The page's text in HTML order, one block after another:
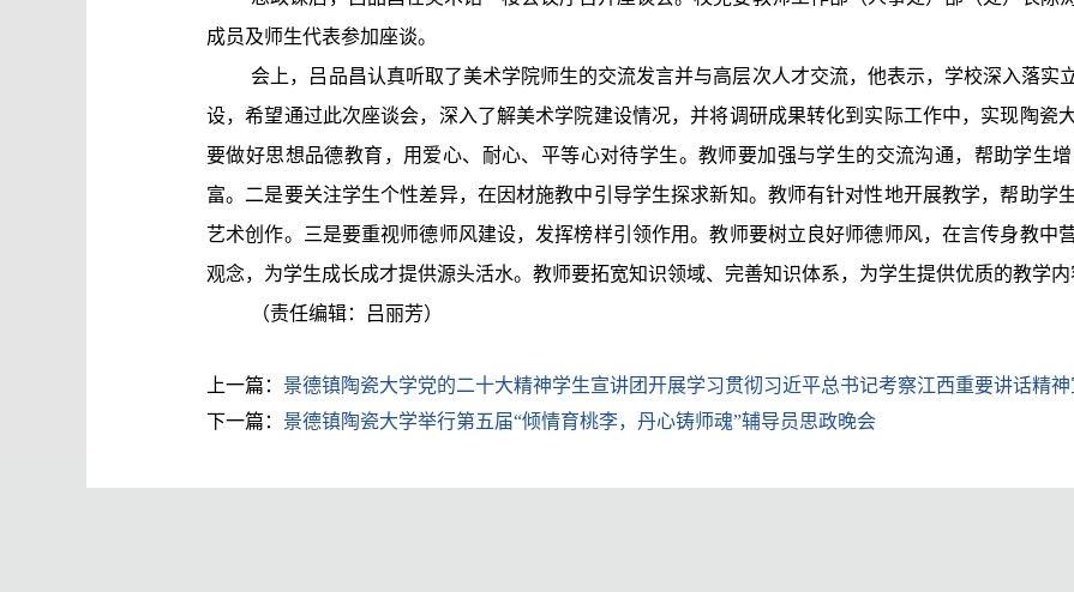
成员及师生代表参加座谈。
会上，吕品昌认真听取了美术学院师生的交流发言并与高层次人才交流，他表示，学校深入落实
设，希望通过此次座谈会，深入了解美术学院建设情况，并将调研成果转化到实际工作中，实现陶瓷
要做好思想品德教育，用爱心、耐心、平等心对待学生。教师要加强与学生的交流沟通，帮助学生
富。二是要关注学生个性差异，在因材施教中引导学生探求新知。教师有针对性地开展教学，帮助学
艺术创作。三是要重视师德师风建设，发挥榜样引领作用。教师要树立良好师德师风，在言传身教中
观念，为学生成长成才提供源头活水。教师要拓宽知识领域、完善知识体系，为学生提供优质的教学内
（责任编辑：吕丽芳）
上一篇： 景德镇陶瓷大学党的二十大精神学生宣讲团开展学习贯彻习近平总书记考察江西重要讲话精
下一篇： 景德镇陶瓷大学举行第五届“倾情育桃李，丹心铸师魂”辅导员思政晚会